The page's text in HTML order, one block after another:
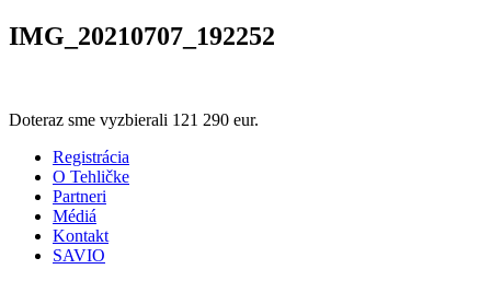
IMG_20210707_192252
Doteraz sme vyzbierali 121 290 eur.
Registrácia
O Tehličke
Partneri
Médiá
Kontakt
SAVIO